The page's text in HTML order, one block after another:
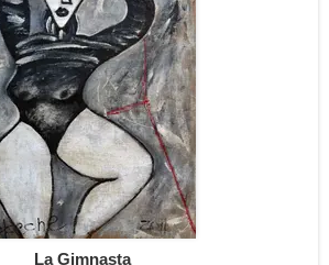
La Gimnasta